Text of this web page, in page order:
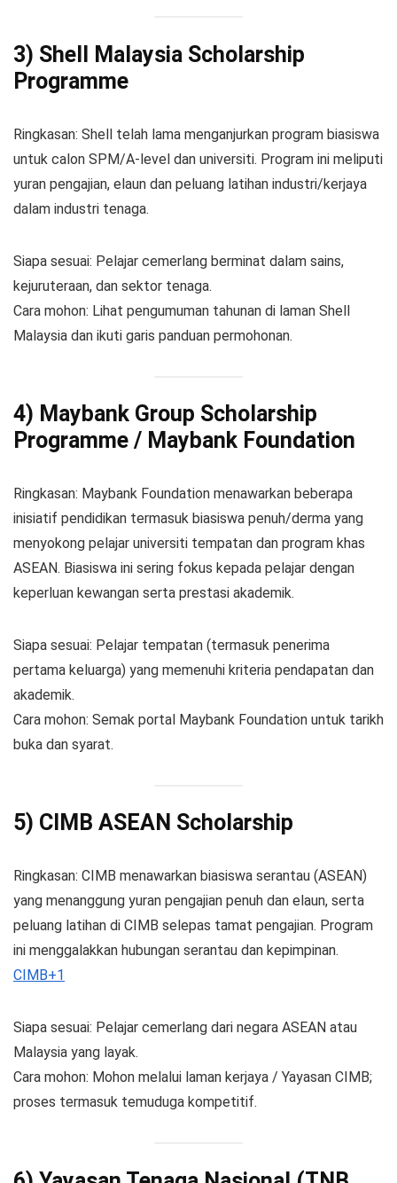
3) Shell Malaysia Scholarship
Programme
Ringkasan: Shell telah lama menganjurkan program biasiswa
untuk calon SPM/A-level dan universiti. Program ini meliputi
yuran pengajian, elaun dan peluang latihan industri/kerjaya
dalam industri tenaga.
Siapa sesuai: Pelajar cemerlang berminat dalam sains,
kejuruteraan, dan sektor tenaga.
Cara mohon: Lihat pengumuman tahunan di laman Shell
Malaysia dan ikuti garis panduan permohonan.
4) Maybank Group Scholarship
Programme / Maybank Foundation
Ringkasan: Maybank Foundation menawarkan beberapa
inisiatif pendidikan termasuk biasiswa penuh/derma yang
menyokong pelajar universiti tempatan dan program khas
ASEAN. Biasiswa ini sering fokus kepada pelajar dengan
keperluan kewangan serta prestasi akademik.
Siapa sesuai: Pelajar tempatan (termasuk penerima
pertama keluarga) yang memenuhi kriteria pendapatan dan
akademik.
Cara mohon: Semak portal Maybank Foundation untuk tarikh
buka dan syarat.
5) CIMB ASEAN Scholarship
Ringkasan: CIMB menawarkan biasiswa serantau (ASEAN)
yang menanggung yuran pengajian penuh dan elaun, serta
peluang latihan di CIMB selepas tamat pengajian. Program
ini menggalakkan hubungan serantau dan kepimpinan.
CIMB+1
Siapa sesuai: Pelajar cemerlang dari negara ASEAN atau
Malaysia yang layak.
Cara mohon: Mohon melalui laman kerjaya / Yayasan CIMB;
proses termasuk temuduga kompetitif.